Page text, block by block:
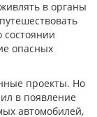
в органы
состоянии
опасных
проекты. Но
в появление
автомобилей,